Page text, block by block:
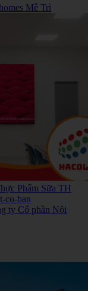
Mễ Trì
Phẩm Sữa TH
ty Cổ phần Nội